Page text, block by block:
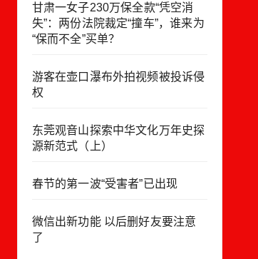
甘肃一女子230万保全款“凭空消
失”：两份法院裁定“撞车”，谁来为
“保而不全”买单？
游客在壶口瀑布外拍视频被投诉侵
权
东莞观音山探索中华文化万年史探
源新范式（上）
春节的第一波“受害者”已出现
微信出新功能 以后删好友要注意
了